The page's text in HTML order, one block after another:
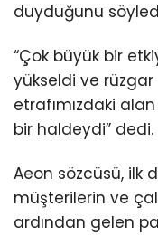
duyduğunu
“Çok büyük bir
yükseldi ve
etrafımızdaki
bir haldeydi” dedi.
Aeon sözcüsü, ilk
müşterilerin ve
ardından gelen